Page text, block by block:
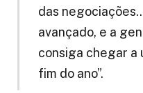
das
avançado, e a
consiga chegar a
fim do ano”.